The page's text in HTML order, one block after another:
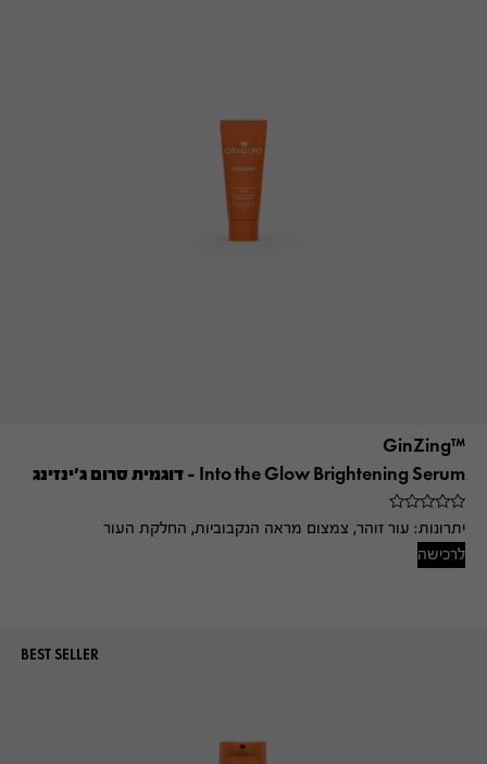
™GinZing
Into the Glow Brightening Serum – דוגמית סרום ג'ינזינג
יתרונות: עור זוהר, צמצום מראה הנקבוביות, החלקת העור
לרכישה
BEST SELLER